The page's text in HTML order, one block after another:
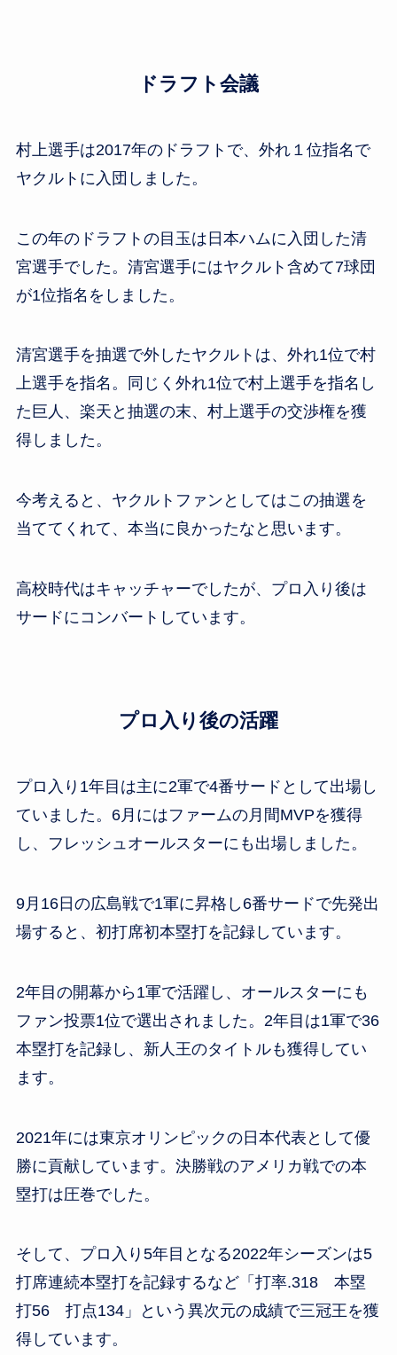
ドラフト会議
村上選手は2017年のドラフトで、外れ１位指名で
ヤクルトに入団しました。
この年のドラフトの目玉は日本ハムに入団した清
宮選手でした。清宮選手にはヤクルト含めて7球団
が1位指名をしました。
清宮選手を抽選で外したヤクルトは、外れ1位で村
上選手を指名。同じく外れ1位で村上選手を指名し
た巨人、楽天と抽選の末、村上選手の交渉権を獲
得しました。
今考えると、ヤクルトファンとしてはこの抽選を
当ててくれて、本当に良かったなと思います。
高校時代はキャッチャーでしたが、プロ入り後は
サードにコンバートしています。
プロ入り後の活躍
プロ入り1年目は主に2軍で4番サードとして出場し
ていました。6月にはファームの月間MVPを獲得
し、フレッシュオールスターにも出場しました。
9月16日の広島戦で1軍に昇格し6番サードで先発出
場すると、初打席初本塁打を記録しています。
2年目の開幕から1軍で活躍し、オールスターにも
ファン投票1位で選出されました。2年目は1軍で36
本塁打を記録し、新人王のタイトルも獲得してい
ます。
2021年には東京オリンピックの日本代表として優
勝に貢献しています。決勝戦のアメリカ戦での本
塁打は圧巻でした。
そして、プロ入り5年目となる2022年シーズンは5
打席連続本塁打を記録するなど「打率.318 本塁
打56 打点134」という異次元の成績で三冠王を獲
得しています。